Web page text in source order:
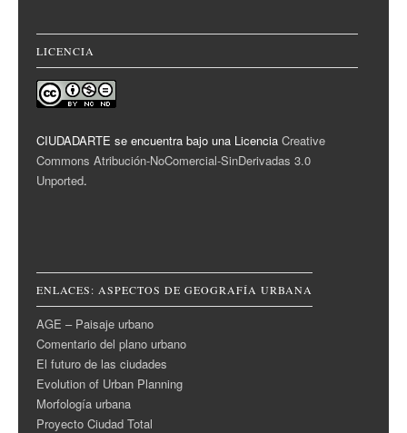
LICENCIA
CIUDADARTE se encuentra bajo una Licencia Creative
Commons Atribución-NoComercial-SinDerivadas 3.0
Unported.
ENLACES: ASPECTOS DE GEOGRAFÍA URBANA
AGE – Paisaje urbano
Comentario del plano urbano
El futuro de las ciudades
Evolution of Urban Planning
Morfología urbana
Proyecto Ciudad Total